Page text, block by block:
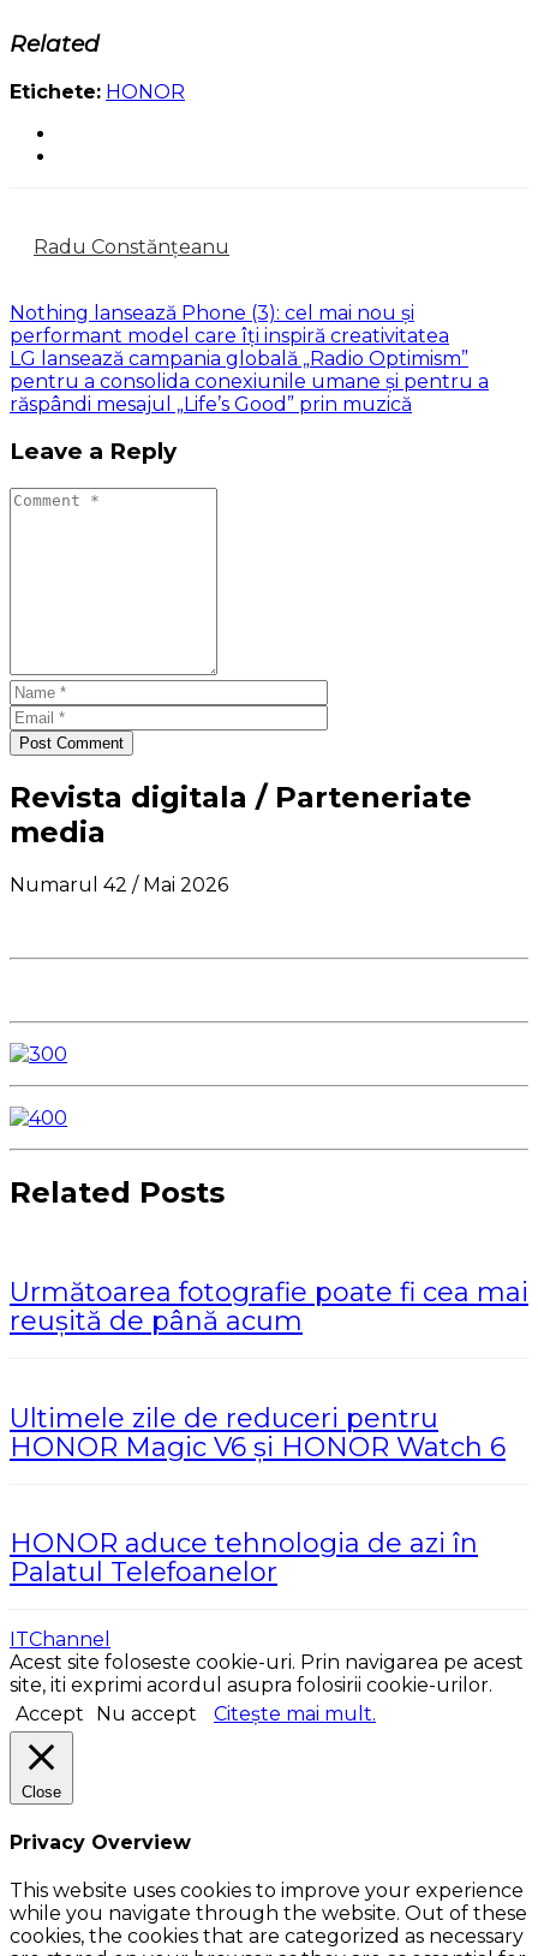
Related
Etichete: HONOR
Radu Constănțeanu
Nothing lansează Phone (3): cel mai nou și
performant model care îți inspiră creativitatea
LG lansează campania globală „Radio Optimism”
pentru a consolida conexiunile umane și pentru a
răspândi mesajul „Life’s Good” prin muzică
Leave a Reply
Post Comment
Revista digitala / Parteneriate
media
Numarul 42 / Mai 2026
Related Posts
Următoarea fotografie poate fi cea mai
reușită de până acum
Ultimele zile de reduceri pentru
HONOR Magic V6 și HONOR Watch 6
HONOR aduce tehnologia de azi în
Palatul Telefoanelor
ITChannel
Acest site foloseste cookie-uri. Prin navigarea pe acest
site, iti exprimi acordul asupra folosirii cookie-urilor.
Accept
Nu accept Citește mai mult.
Close
Privacy Overview
This website uses cookies to improve your experience
while you navigate through the website. Out of these
cookies, the cookies that are categorized as necessary